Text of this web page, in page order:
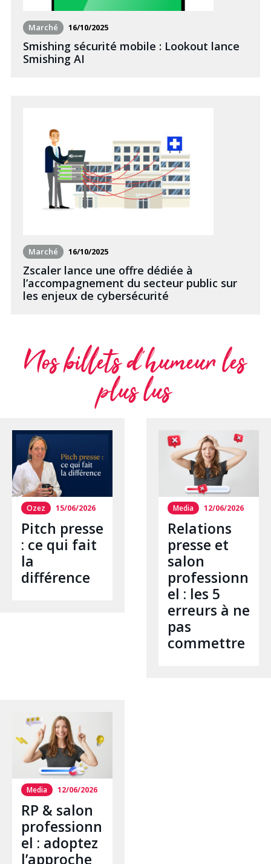
Marché 16/10/2025
Smishing sécurité mobile : Lookout lance
Smishing AI
Marché 16/10/2025
Zscaler lance une offre dédiée à
l’accompagnement du secteur public sur
les enjeux de cybersécurité
Nos billets d’humeur les
plus lus
Ozez 15/06/2026
Pitch presse
: ce qui fait
la
différence
Media 12/06/2026
Relations
presse et
salon
professionn
el : les 5
erreurs à ne
pas
commettre
Media 12/06/2026
RP & salon
professionn
el : adoptez
l’approche